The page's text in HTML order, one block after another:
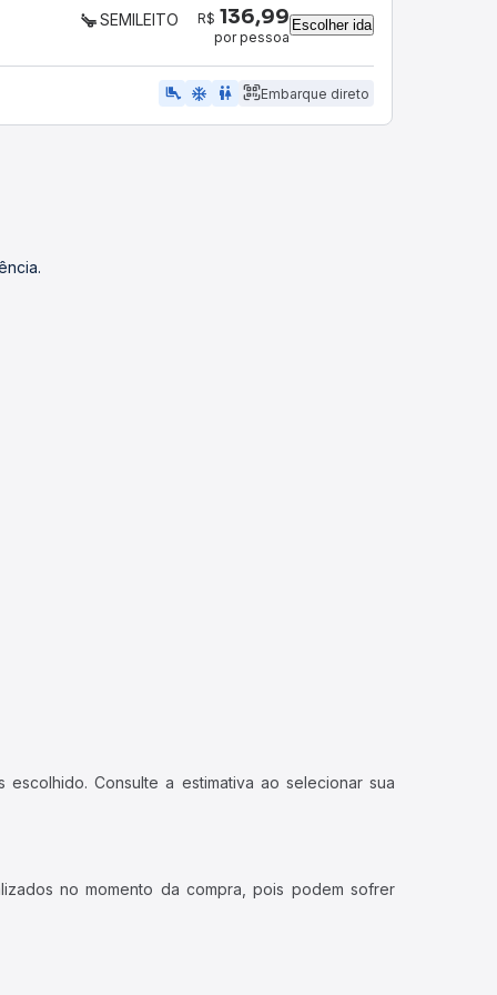
SEMILEITO R$ 136,99
por pessoa
Escolher ida
airline_seat_legroom_extra ac_unit WC Embarque direto
Consulte a estimativa ao selecionar sua
no momento da compra, pois podem sofrer